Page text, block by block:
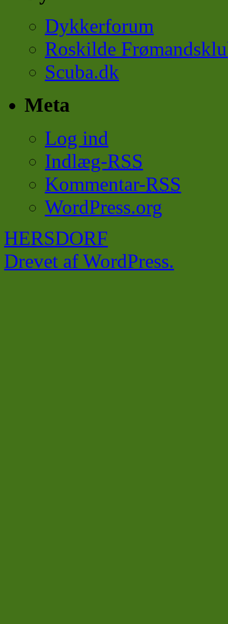
Dykkerforum
Roskilde
Scuba.dk
Meta
Log ind
Indlæg-RSS
Kommentar-RSS
WordPress.org
HERSDORF
Drevet af WordPress.